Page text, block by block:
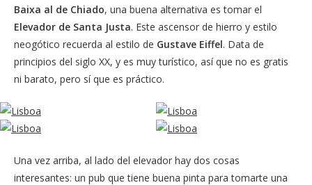
Baixa al de Chiado, una buena alternativa es tomar el
Elevador de Santa Justa. Este ascensor de hierro y estilo
neogótico recuerda al estilo de Gustave Eiffel. Data de
principios del siglo XX, y es muy turístico, así que no es gratis
ni barato, pero sí que es práctico.
Una vez arriba, al lado del elevador hay dos cosas
interesantes: un pub que tiene buena pinta para tomarte una